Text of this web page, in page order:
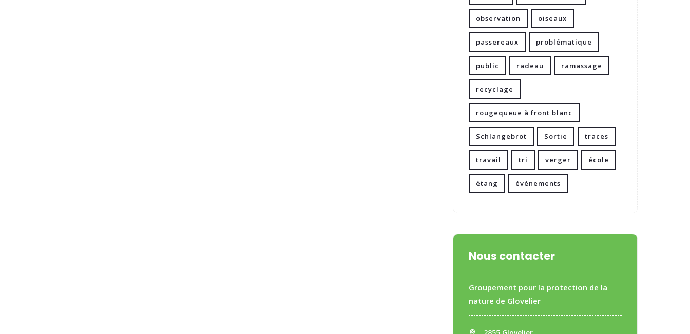
observation oiseaux
passereaux problématique
public radeau ramassage
recyclage
rougequeue à front blanc
Schlangebrot Sortie traces
travail tri verger école
étang événements
Nous contacter
Groupement pour la protection de la
nature de Glovelier